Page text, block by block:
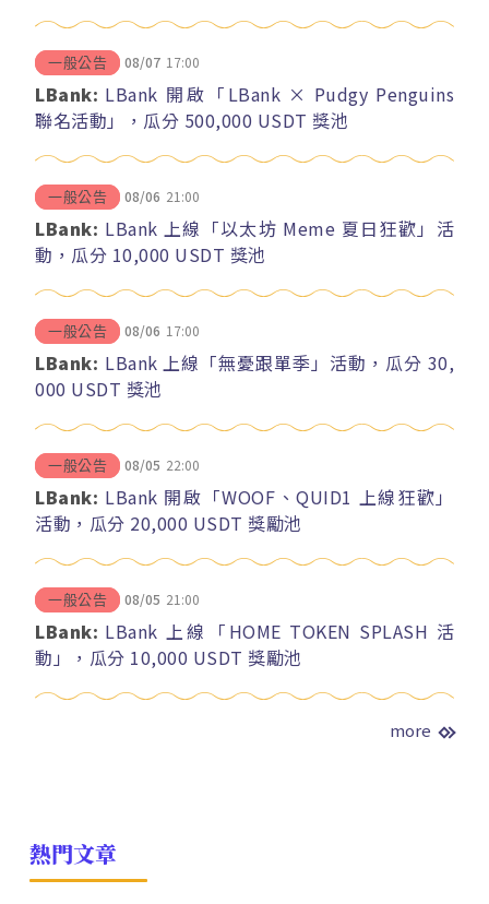
一般公告 08/07 17:00
LBank: LBank 開啟「LBank × Pudgy Penguins
聯名活動」，瓜分 500,000 USDT 獎池
一般公告 08/06 21:00
LBank: LBank 上線「以太坊 Meme 夏日狂歡」活
動，瓜分 10,000 USDT 獎池
一般公告 08/06 17:00
LBank: LBank 上線「無憂跟單季」活動，瓜分 30,
000 USDT 獎池
一般公告 08/05 22:00
LBank: LBank 開啟「WOOF、QUID1 上線狂歡」
活動，瓜分 20,000 USDT 獎勵池
一般公告 08/05 21:00
LBank: LBank 上線「HOME TOKEN SPLASH 活
動」，瓜分 10,000 USDT 獎勵池
more
熱門文章